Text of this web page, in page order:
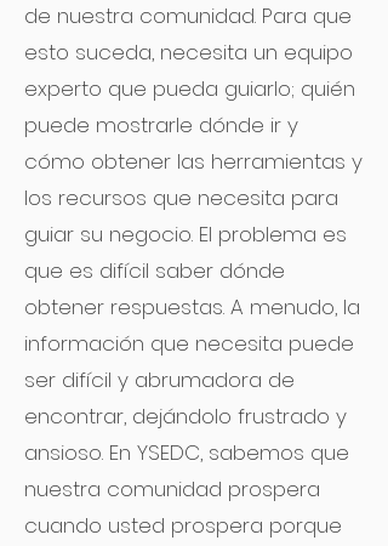
de nuestra comunidad. Para que
esto suceda, necesita un equipo
experto que pueda guiarlo; quién
puede mostrarle dónde ir y
cómo obtener las herramientas y
los recursos que necesita para
guiar su negocio. El problema es
que es difícil saber dónde
obtener respuestas. A menudo, la
información que necesita puede
ser difícil y abrumadora de
encontrar, dejándolo frustrado y
ansioso. En YSEDC, sabemos que
nuestra comunidad prospera
cuando usted prospera porque